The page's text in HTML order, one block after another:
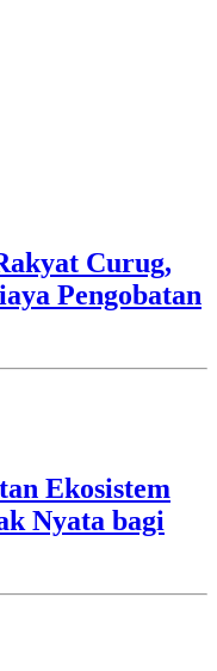
Curug,
Pengobatan
Ekosistem
Nyata bagi